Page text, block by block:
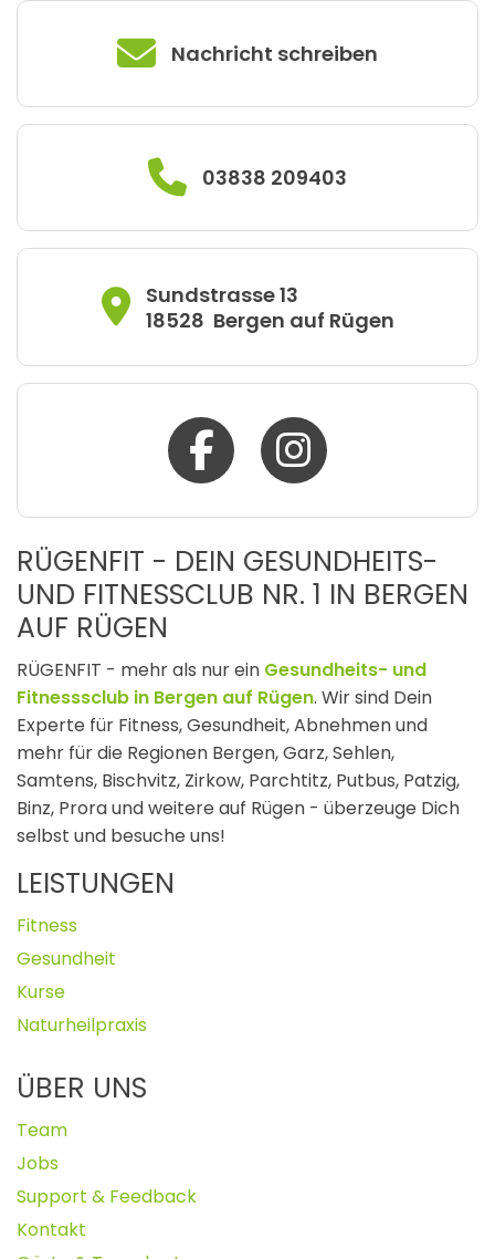
Nachricht schreiben
03838 209403
Sundstrasse 13
18528 Bergen auf Rügen
RÜGENFIT - DEIN GESUNDHEITS-
UND FITNESSCLUB NR. 1 IN BERGEN
AUF RÜGEN
RÜGENFIT - mehr als nur ein Gesundheits- und
Fitnesssclub in Bergen auf Rügen. Wir sind Dein
Experte für Fitness, Gesundheit, Abnehmen und
mehr für die Regionen Bergen, Garz, Sehlen,
Samtens, Bischvitz, Zirkow, Parchtitz, Putbus, Patzig,
Binz, Prora und weitere auf Rügen - überzeuge Dich
selbst und besuche uns!
LEISTUNGEN
Fitness
Gesundheit
Kurse
Naturheilpraxis
ÜBER UNS
Team
Jobs
Support & Feedback
Kontakt